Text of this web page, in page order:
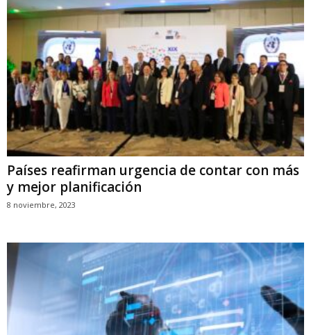
Países reafirman urgencia de contar con más
y mejor planificación
8 noviembre, 2023